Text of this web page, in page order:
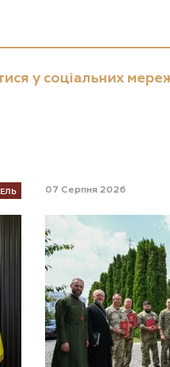
у соціальних
07 Серпня 2026